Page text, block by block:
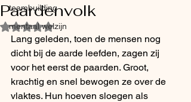
teambuilding
mentaal welzijn
Paardenvolk
Beoordeeld met NaN uit 5 sterren.
Lang geleden, toen de mensen nog
dicht bij de aarde leefden, zagen zij
voor het eerst de paarden. Groot,
krachtig en snel bewogen ze over de
vlaktes. Hun hoeven sloegen als